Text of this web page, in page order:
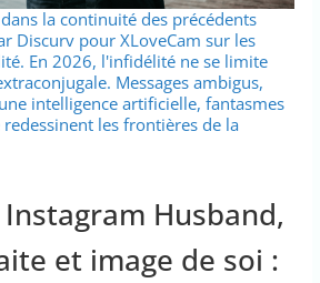
la continuité des précédents
Discurv pour XLoveCam sur les
En 2026, l'infidélité ne se limite
Messages ambigus,
intelligence artificielle, fantasmes
les frontières de la
Instagram Husband,
et image de soi :